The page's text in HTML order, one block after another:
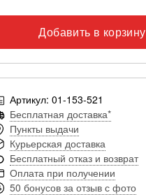
Добавить в корзину
Артикул: 01-153-521
Бесплатная доставка*
Пункты выдачи
Курьерская доставка
Бесплатный отказ и возврат
Оплата при получении
50 бонусов за отзыв с фото